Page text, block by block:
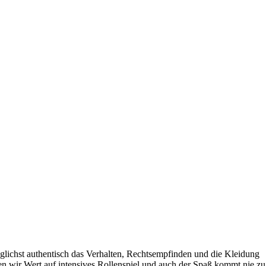
authentisch das Verhalten, Rechtsempfinden und die Kleidung